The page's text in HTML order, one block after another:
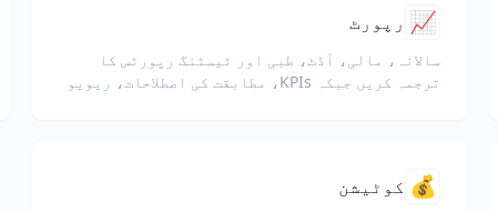
📈 رپورٹ
سالانہ، مالی، آڈٹ، طبی اور ٹیسٹنگ رپورٹس کا
ترجمہ کریں جبکہ KPIs، مطابقت کی اصطلاحات، ریویو
💰 کوٹیشن